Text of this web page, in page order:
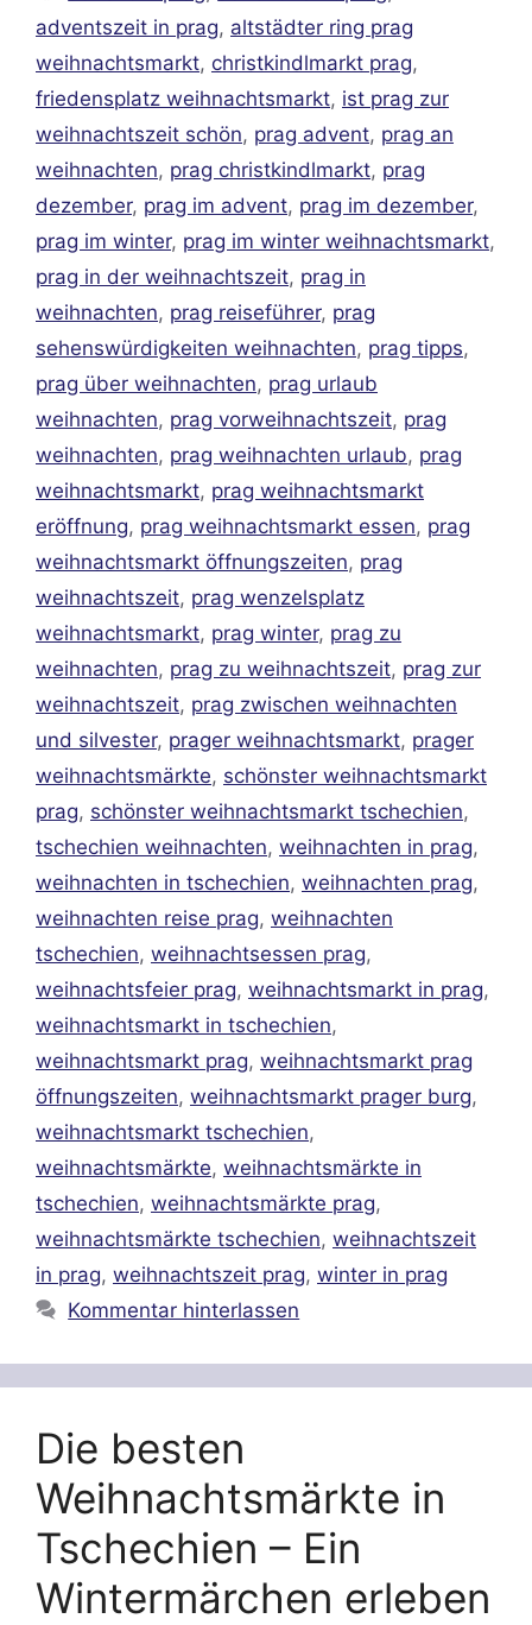
e
r
p
p
r
e
s
t
e
n
adventszeit in prag, altstädter ring prag
weihnachtsmarkt, christkindlmarkt prag,
friedensplatz weihnachtsmarkt, ist prag zur
weihnachtszeit schön, prag advent, prag an
weihnachten, prag christkindlmarkt, prag
dezember, prag im advent, prag im dezember,
prag im winter, prag im winter weihnachtsmarkt,
prag in der weihnachtszeit, prag in
weihnachten, prag reiseführer, prag
sehenswürdigkeiten weihnachten, prag tipps,
prag über weihnachten, prag urlaub
weihnachten, prag vorweihnachtszeit, prag
weihnachten, prag weihnachten urlaub, prag
weihnachtsmarkt, prag weihnachtsmarkt
eröffnung, prag weihnachtsmarkt essen, prag
weihnachtsmarkt öffnungszeiten, prag
weihnachtszeit, prag wenzelsplatz
weihnachtsmarkt, prag winter, prag zu
weihnachten, prag zu weihnachtszeit, prag zur
weihnachtszeit, prag zwischen weihnachten
und silvester, prager weihnachtsmarkt, prager
weihnachtsmärkte, schönster weihnachtsmarkt
prag, schönster weihnachtsmarkt tschechien,
tschechien weihnachten, weihnachten in prag,
weihnachten in tschechien, weihnachten prag,
weihnachten reise prag, weihnachten
tschechien, weihnachtsessen prag,
weihnachtsfeier prag, weihnachtsmarkt in prag,
weihnachtsmarkt in tschechien,
weihnachtsmarkt prag, weihnachtsmarkt prag
öffnungszeiten, weihnachtsmarkt prager burg,
weihnachtsmarkt tschechien,
weihnachtsmärkte, weihnachtsmärkte in
tschechien, weihnachtsmärkte prag,
weihnachtsmärkte tschechien, weihnachtszeit
in prag, weihnachtszeit prag, winter in prag
Kommentar hinterlassen
Die besten
Weihnachtsmärkte in
Tschechien – Ein
Wintermärchen erleben